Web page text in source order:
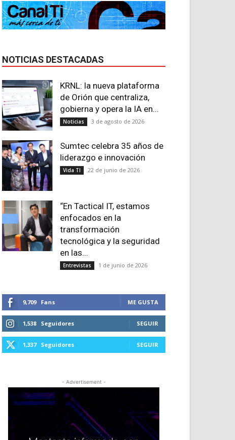
NOTICIAS DESTACADAS
KRNL: la nueva plataforma
de Orión que centraliza,
gobierna y opera la IA en...
Noticias 3 de agosto de 2026
Sumtec celebra 35 años de
liderazgo e innovación
Vida TI 22 de junio de 2026
“En Tactical IT, estamos
enfocados en la
transformación
tecnológica y la seguridad
en las...
Entrevistas 1 de junio de 2026
9,709 Fans ME GUSTA
1,538 Seguidores SEGUIR
1,337 Seguidores SEGUIR
- Advertisement -